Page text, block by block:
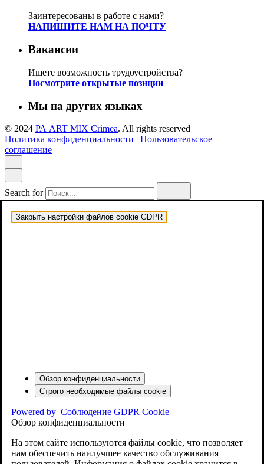
Заинтересованы в работе с нами?
НАПИШИТЕ НАМ НА ПОЧТУ
Вакансии
Ищете возможность трудоустройства?
Посмотрите открытые позиции
Мы на других языках
© 2024 РА ART MIX Crimea. All rights reserved
Политика конфиденциальности | Пользовательское
соглашение
Search for
Закрыть настройки файлов cookie GDPR
Обзор конфиденциальности
Строго необходимые файлы cookie
Powered by Соблюдение GDPR Cookie
Обзор конфиденциальности
На этом сайте используются файлы cookie, что позволяет
нам обеспечить наилучшее качество обслуживания